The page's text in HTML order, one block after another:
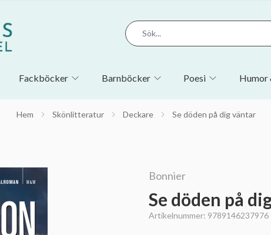
Fackböcker Barnböcker Poesi Humor
Hem Skönlitteratur Deckare Se döden på dig väntar
Bonnier
Se döden på
Artikelnummer: 9789146237976